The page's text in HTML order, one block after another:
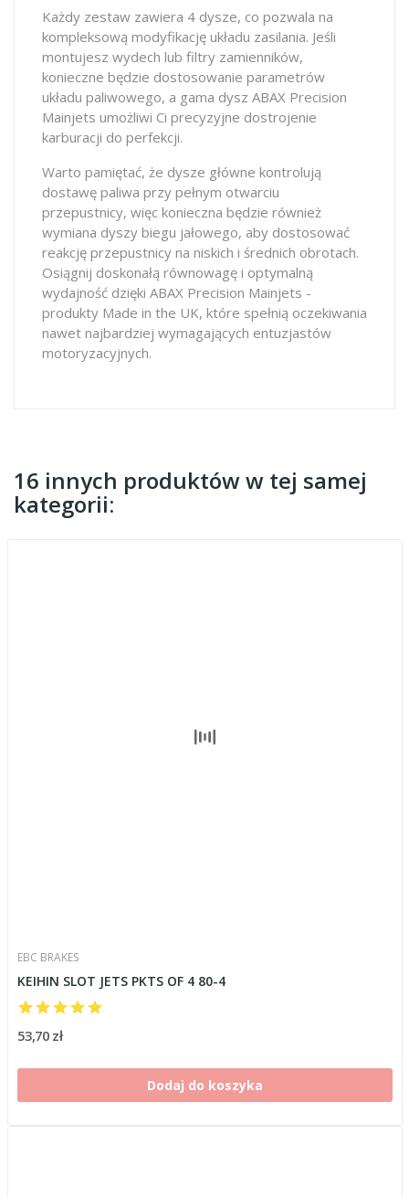
Każdy zestaw zawiera 4 dysze, co pozwala na
kompleksową modyfikację układu zasilania. Jeśli
montujesz wydech lub filtry zamienników,
konieczne będzie dostosowanie parametrów
układu paliwowego, a gama dysz ABAX Precision
Mainjets umożliwi Ci precyzyjne dostrojenie
karburacji do perfekcji.
Warto pamiętać, że dysze główne kontrolują
dostawę paliwa przy pełnym otwarciu
przepustnicy, więc konieczna będzie również
wymiana dyszy biegu jałowego, aby dostosować
reakcję przepustnicy na niskich i średnich obrotach.
Osiągnij doskonałą równowagę i optymalną
wydajność dzięki ABAX Precision Mainjets -
produkty Made in the UK, które spełnią oczekiwania
nawet najbardziej wymagających entuzjastów
motoryzacyjnych.
16 innych produktów w tej samej
kategorii:
EBC BRAKES
KEIHIN SLOT JETS PKTS OF 4 80-4
53,70 zł
Dodaj do koszyka